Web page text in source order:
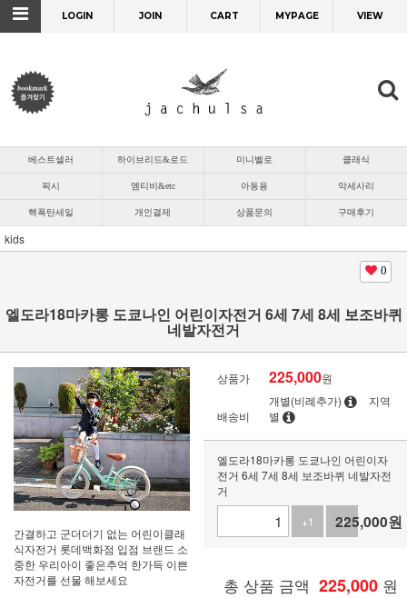
LOGIN JOIN CART MYPAGE VIEW
베스트셀러 하이브리드&로드 미니벨로 클래식
픽시 엠티비&etc 아동용 악세사리
핵폭탄세일 개인결제 상품문의 구매후기
kids
0
엘도라18마카롱 도쿄나인 어린이자전거 6세 7세 8세 보조바퀴
네발자전거
간결하고 군더더기 없는 어린이클래
식자전거 롯데백화점 입점 브랜드 소
중한 우리아이 좋은추억 한가득 이쁜
자전거를 선물 해보세요
상품가 225,000원
배송비
개별(비례추가)
지역
별
엘도라18마카롱 도쿄나인 어린이자
전거 6세 7세 8세 보조바퀴 네발자전
거
+1
-1
225,000원
총 상품 금액 225,000 원